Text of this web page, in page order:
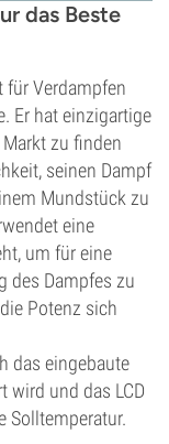
das Beste
für Verdampfen
Er hat einzigartige
zu finden
seinen Dampf
Mundstück zu
eine
um für eine
des Dampfes zu
Potenz sich
das eingebaute
wird und das LCD
Solltemperatur.